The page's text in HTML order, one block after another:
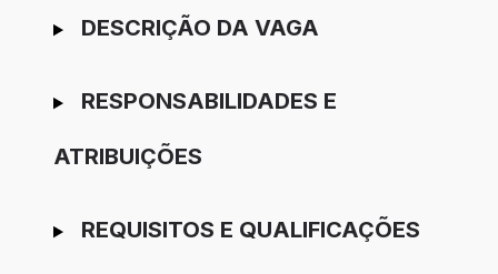
Ir para candidatura
DESCRIÇÃO DA VAGA
RESPONSABILIDADES E
ATRIBUIÇÕES
REQUISITOS E QUALIFICAÇÕES